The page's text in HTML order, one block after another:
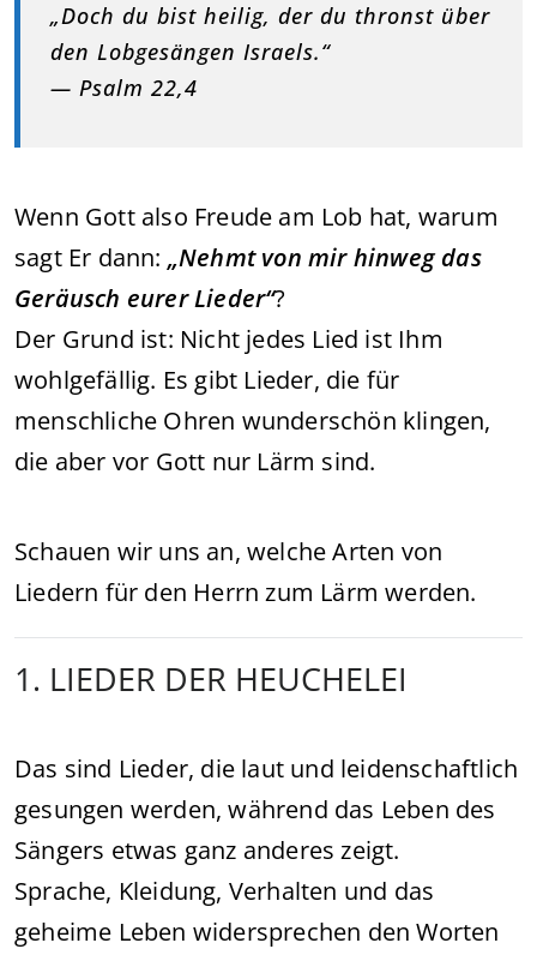
„Doch du bist heilig, der du thronst über
den Lobgesängen Israels.“
— Psalm 22,4
Wenn Gott also Freude am Lob hat, warum
sagt Er dann: „Nehmt von mir hinweg das
Geräusch eurer Lieder“?
Der Grund ist: Nicht jedes Lied ist Ihm
wohlgefällig. Es gibt Lieder, die für
menschliche Ohren wunderschön klingen,
die aber vor Gott nur Lärm sind.
Schauen wir uns an, welche Arten von
Liedern für den Herrn zum Lärm werden.
1. LIEDER DER HEUCHELEI
Das sind Lieder, die laut und leidenschaftlich
gesungen werden, während das Leben des
Sängers etwas ganz anderes zeigt.
Sprache, Kleidung, Verhalten und das
geheime Leben widersprechen den Worten